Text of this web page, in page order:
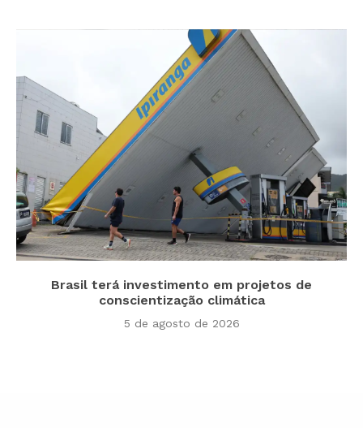
Brasil terá investimento em projetos de
conscientização climática
5 de agosto de 2026